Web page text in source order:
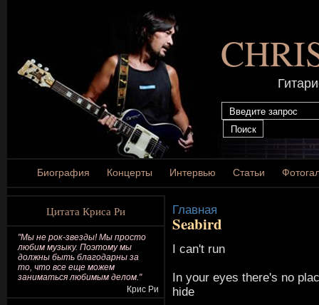
Биография Концерты Интервью Статьи
Цитата Криса Ри
"Мы не рок-звезды! Мы просто
любим музыку. Поэтому мы
должны быть благодарны за
то, что все еще можем
заниматься любимым делом."
Крис Ри
Главная
Seabird
I can't run
In your eyes there's no
hide